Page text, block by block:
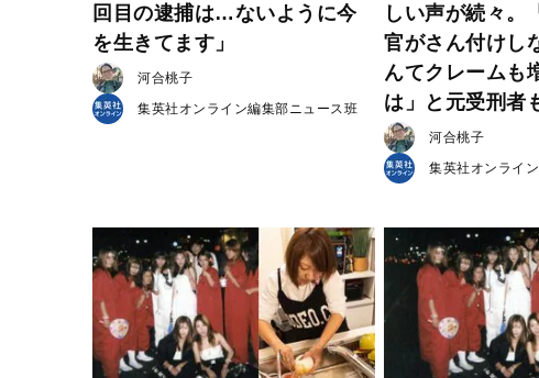
回目の逮捕は…ないように今
を生きてます」
河合桃子
集英社オンライン編集部ニュース班
しい声が続々。
官がさん付けし
んてクレームも
は」と元受刑者
河合桃子
集英社オンライ